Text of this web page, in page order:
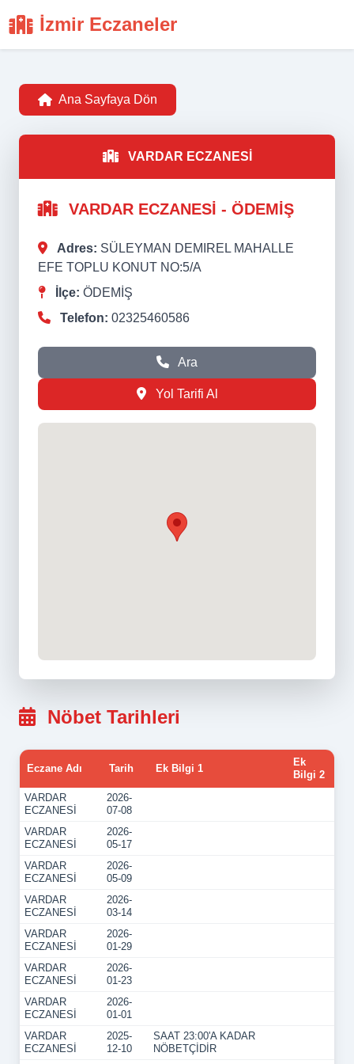
İzmir Eczaneler
Ana Sayfaya Dön
VARDAR ECZANESİ
VARDAR ECZANESİ - ÖDEMİŞ
Adres: SÜLEYMAN DEMIREL MAHALLE
EFE TOPLU KONUT NO:5/A
İlçe: ÖDEMİŞ
Telefon: 02325460586
Ara
Yol Tarifi Al
Nöbet Tarihleri
Eczane Adı Tarih Ek Bilgi 1
Ek
Bilgi 2
VARDAR
ECZANESİ
2026-
07-08
VARDAR
ECZANESİ
2026-
05-17
VARDAR
ECZANESİ
2026-
05-09
VARDAR
ECZANESİ
2026-
03-14
VARDAR
ECZANESİ
2026-
01-29
VARDAR
ECZANESİ
2026-
01-23
VARDAR
ECZANESİ
2026-
01-01
VARDAR
ECZANESİ
2025-
12-10
SAAT 23:00'A KADAR
NÖBETÇİDİR